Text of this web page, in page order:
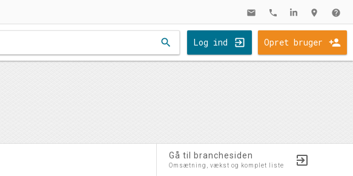
mail phone location_on help
search Log ind Opret bruger
Gå til branchesiden
Omsætning, vækst og komplet liste